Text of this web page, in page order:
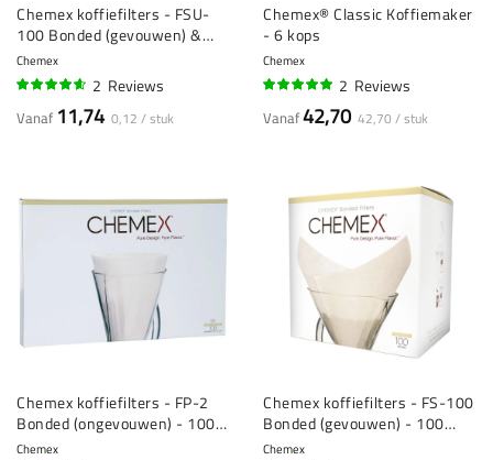
Chemex koffiefilters - FSU-
100 Bonded (gevouwen) &
natuurlijk - 100 stuks
Chemex
2 Reviews
Vanaf 11,74 0,12 / stuk
Chemex® Classic Koffiemaker
- 6 kops
Chemex
2 Reviews
Vanaf42,70 42,70 / stuk
Chemex koffiefilters - FP-2
Bonded (ongevouwen) - 100
stuks
Chemex
Chemex koffiefilters - FS-100
Bonded (gevouwen) - 100
stuks
Chemex